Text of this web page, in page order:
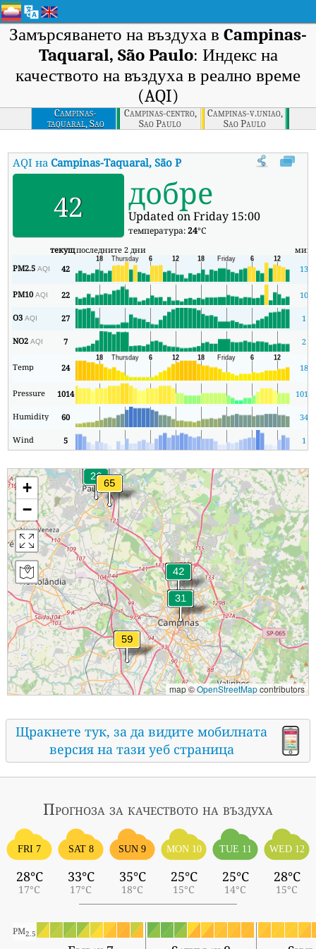
Замърсяването на въздуха в Campinas-
Taquaral, São Paulo: Индекс на
качеството на въздуха в реално време
(AQI)
Campinas-
taquaral, Sao
Paulo
Campinas-centro,
Sao Paulo
Campinas-v.uniao,
Sao Paulo
AQI наCampinas-Taquaral, São Paulo Индекс на качеството
42 добре
Updated on Friday 15:00
температура:24°C
текущпоследните 2 дни мин
PM2.5AQI 42 13
PM10AQI 22 10
O3AQI 27 1
NO2AQI 7 2
Temp 24 18
Pressure 1014 1011
Humidity 60 34
Wind 5 1
+
−
map ©OpenStreetMapcontributors
Щракнете тук, за да видите мобилната
версия на тази уеб страница
Прогноза за качеството на въздуха
FRI 7
28°C
17°C
SAT 8
33°C
17°C
SUN 9
35°C
18°C
MON 10
25°C
15°C
TUE 11
25°C
14°C
WED 12
28°C
15°C
PM2.5